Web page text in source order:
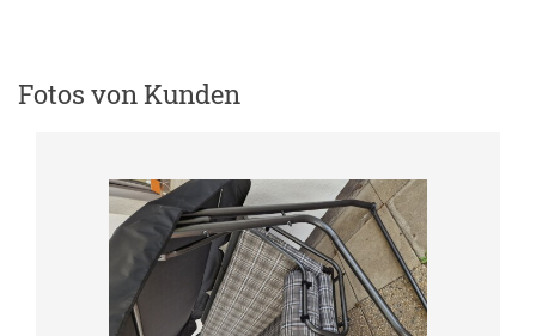
Fotos von Kunden